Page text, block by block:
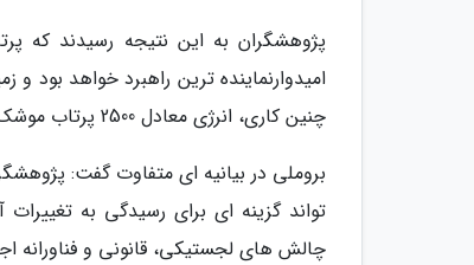
امیدوارنماینده ترین راهبرد خواهد
چنین کاری، انرژی معادل 2500 پرتاب موشک سترن 5 (Saturn V) مورد احتیاج است.
بروملی در بیانیه ای متفاوت گفت:
تواند گزینه ای برای رسیدگی به
چالش های لجستیکی، قانونی و فناورانه